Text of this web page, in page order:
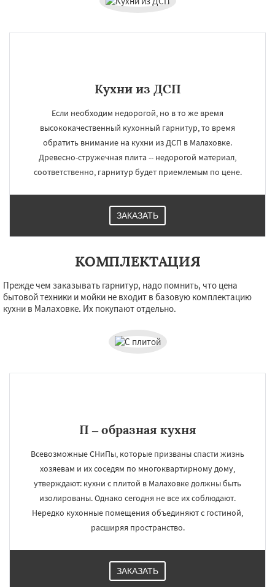
Работаем по
регионам
Менделеевск Михнево Монино
Нахабино Некрасовское Обухово
Тучково Уваровка
Фосфоритный Фряново
Хорлово Черкизово Черусти
Кухни из ДСП
Если необходим недорогой, но в то же время
высококачественный кухонный гарнитур, то время
обратить внимание на кухни из ДСП в Малаховке.
Древесно-стружечная плита -- недорогой материал,
соответственно, гарнитур будет приемлемым по цене.
ЗАКАЗАТЬ
КОМПЛЕКТАЦИЯ
Прежде чем заказывать гарнитур, надо помнить, что цена
бытовой техники и мойки не входит в базовую комплектацию
кухни в Малаховке. Их покупают отдельно.
П – образная кухня
Всевозможные СНиПы, которые призваны спасти жизнь
хозяевам и их соседям по многоквартирному дому,
утверждают: кухни с плитой в Малаховке должны быть
изолированы. Однако сегодня не все их соблюдают.
Нередко кухонные помещения объединяют с гостиной,
расширяя пространство.
ЗАКАЗАТЬ
УЗНАТЬ ПОДРОБНЕЕ